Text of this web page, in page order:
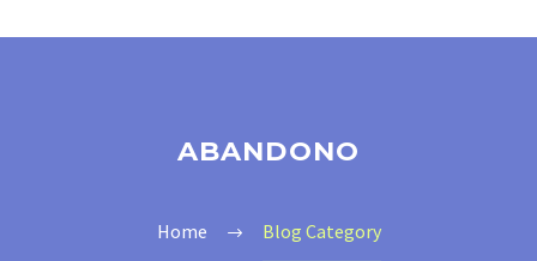
ABANDONO
Home Blog Category